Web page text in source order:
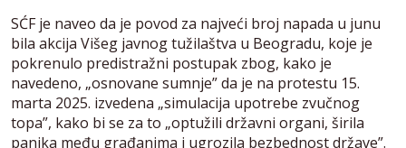
SĆF je naveo da je povod za najveći broj napada u junu
bila akcija Višeg javnog tužilaštva u Beogradu, koje je
pokrenulo predistražni postupak zbog, kako je
navedeno, „osnovane sumnje” da je na protestu 15.
marta 2025. izvedena „simulacija upotrebe zvučnog
topa”, kako bi se za to „optužili državni organi, širila
panika među građanima i ugrozila bezbednost države”.